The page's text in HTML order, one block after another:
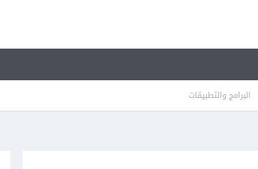
البرامج والتطبيقات